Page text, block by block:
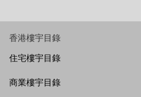
香港樓宇目錄
住宅樓宇目錄
商業樓宇目錄